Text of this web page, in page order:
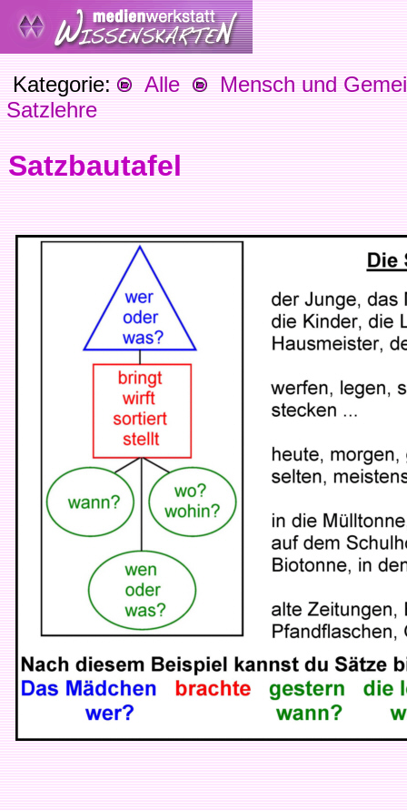
Kategorie: Alle
Mensch und
Satzlehre
Satzbautafel